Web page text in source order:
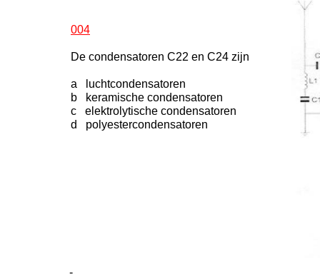
004
De condensatoren C22 en C24 zijn
a luchtcondensatoren
b keramische condensatoren
c elektrolytische condensatoren
d polyestercondensatoren
-